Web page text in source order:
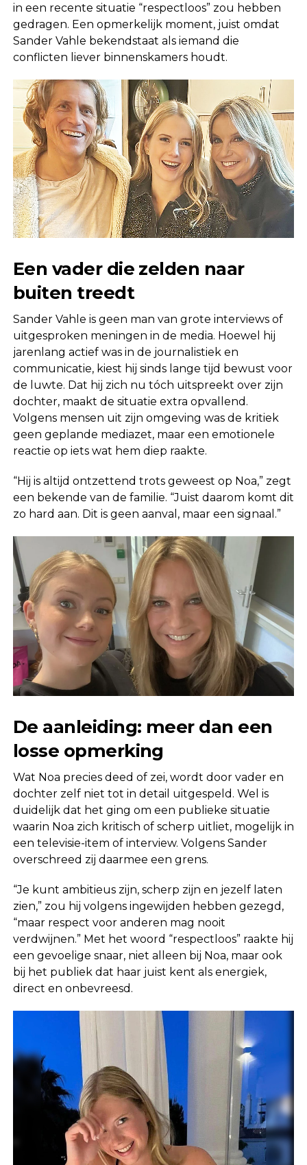
in een recente situatie “respectloos” zou hebben
gedragen. Een opmerkelijk moment, juist omdat
Sander Vahle bekendstaat als iemand die
conflicten liever binnenskamers houdt.
Een vader die zelden naar
buiten treedt
Sander Vahle is geen man van grote interviews of
uitgesproken meningen in de media. Hoewel hij
jarenlang actief was in de journalistiek en
communicatie, kiest hij sinds lange tijd bewust voor
de luwte. Dat hij zich nu tóch uitspreekt over zijn
dochter, maakt de situatie extra opvallend.
Volgens mensen uit zijn omgeving was de kritiek
geen geplande mediazet, maar een emotionele
reactie op iets wat hem diep raakte.
“Hij is altijd ontzettend trots geweest op Noa,” zegt
een bekende van de familie. “Juist daarom komt dit
zo hard aan. Dit is geen aanval, maar een signaal.”
De aanleiding: meer dan een
losse opmerking
Wat Noa precies deed of zei, wordt door vader en
dochter zelf niet tot in detail uitgespeld. Wel is
duidelijk dat het ging om een publieke situatie
waarin Noa zich kritisch of scherp uitliet, mogelijk in
een televisie-item of interview. Volgens Sander
overschreed zij daarmee een grens.
“Je kunt ambitieus zijn, scherp zijn en jezelf laten
zien,” zou hij volgens ingewijden hebben gezegd,
“maar respect voor anderen mag nooit
verdwijnen.” Met het woord “respectloos” raakte hij
een gevoelige snaar, niet alleen bij Noa, maar ook
bij het publiek dat haar juist kent als energiek,
direct en onbevreesd.